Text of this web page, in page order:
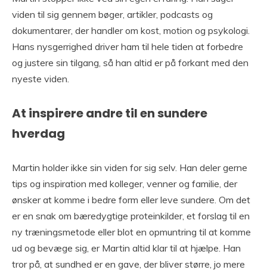
viden til sig gennem bøger, artikler, podcasts og
dokumentarer, der handler om kost, motion og psykologi.
Hans nysgerrighed driver ham til hele tiden at forbedre
og justere sin tilgang, så han altid er på forkant med den
nyeste viden.
At inspirere andre til en sundere
hverdag
Martin holder ikke sin viden for sig selv. Han deler gerne
tips og inspiration med kolleger, venner og familie, der
ønsker at komme i bedre form eller leve sundere. Om det
er en snak om bæredygtige proteinkilder, et forslag til en
ny træningsmetode eller blot en opmuntring til at komme
ud og bevæge sig, er Martin altid klar til at hjælpe. Han
tror på, at sundhed er en gave, der bliver større, jo mere